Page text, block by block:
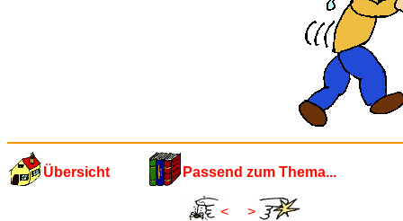
Übersicht Passend zum Thema...
< >